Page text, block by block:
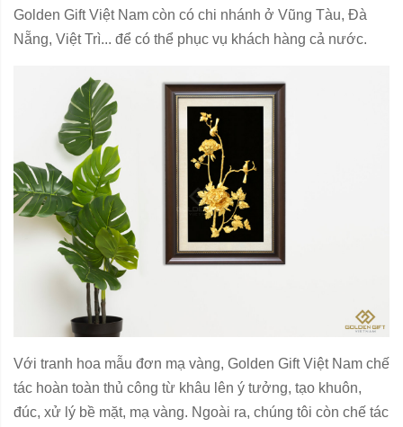
Golden Gift Việt Nam còn có chi nhánh ở Vũng Tàu, Đà
Nẵng, Việt Trì... để có thể phục vụ khách hàng cả nước.
Với tranh hoa mẫu đơn mạ vàng, Golden Gift Việt Nam chế
tác hoàn toàn thủ công từ khâu lên ý tưởng, tạo khuôn,
đúc, xử lý bề mặt, mạ vàng. Ngoài ra, chúng tôi còn chế tác